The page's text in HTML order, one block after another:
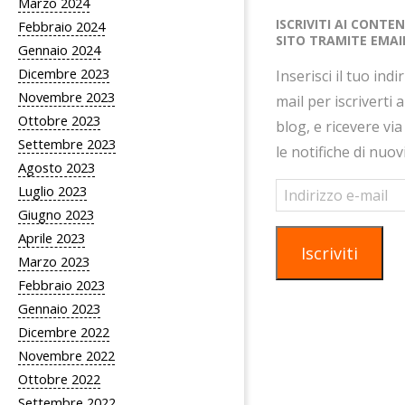
Febbraio 2024
Gennaio 2024
Dicembre 2023
Novembre 2023
Ottobre 2023
Settembre 2023
Agosto 2023
Luglio 2023
Giugno 2023
Aprile 2023
Marzo 2023
Febbraio 2023
Gennaio 2023
Dicembre 2022
Novembre 2022
Ottobre 2022
ISCRIVITI AI
SITO TRAMITE
Inserisci il tuo
mail per iscriverti
blog, e ricevere
le notifiche di
Indirizzo
e-
mail
Iscriviti